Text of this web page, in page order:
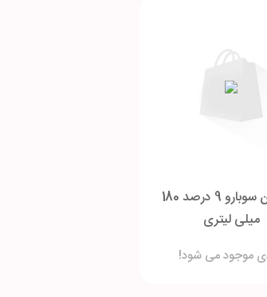
اکسیدان سوبارو 9 درصد 180
میلی لیتری
موجود می شود!